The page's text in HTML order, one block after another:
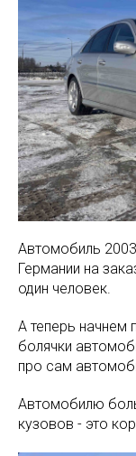
Автомобиль
Германии на
один человек.
А теперь начнем
болячки
про сам
Автомобилю
кузовов - это